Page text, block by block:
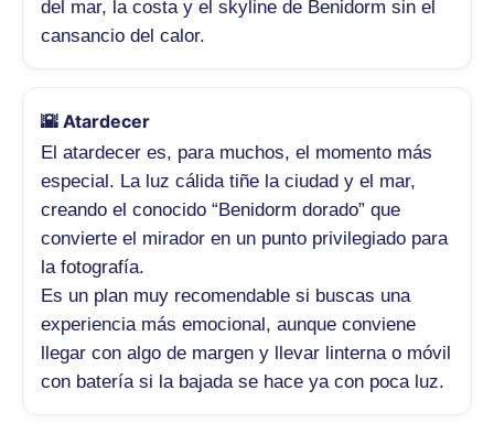
del mar, la costa y el skyline de Benidorm sin el
cansancio del calor.
🌇 Atardecer
El atardecer es, para muchos, el momento más
especial. La luz cálida tiñe la ciudad y el mar,
creando el conocido “Benidorm dorado” que
convierte el mirador en un punto privilegiado para
la fotografía.
Es un plan muy recomendable si buscas una
experiencia más emocional, aunque conviene
llegar con algo de margen y llevar linterna o móvil
con batería si la bajada se hace ya con poca luz.